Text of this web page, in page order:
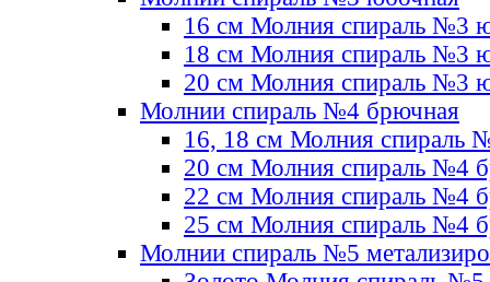
16 см Молния спираль №3
18 см Молния спираль №3
20 см Молния спираль №3
Молнии спираль №4 брючная
16, 18 см Молния спираль
20 см Молния спираль №4
22 см Молния спираль №4
25 см Молния спираль №4
Молнии спираль №5